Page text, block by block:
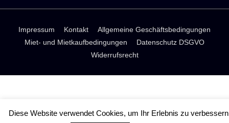
Impressum Kontakt
Allgemeine Geschäftsbedingungen
Miet- und Mietkaufbedingungen
Datenschutz DSGVO
Widerrufsrecht
Diese Website verwendet Cookies, um Ihr Erlebnis zu